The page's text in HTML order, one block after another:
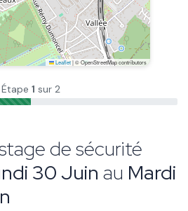
Leaflet|© OpenStreetMap contributors
Étape 1 sur 2
de sécurité
30 Juin au Mardi